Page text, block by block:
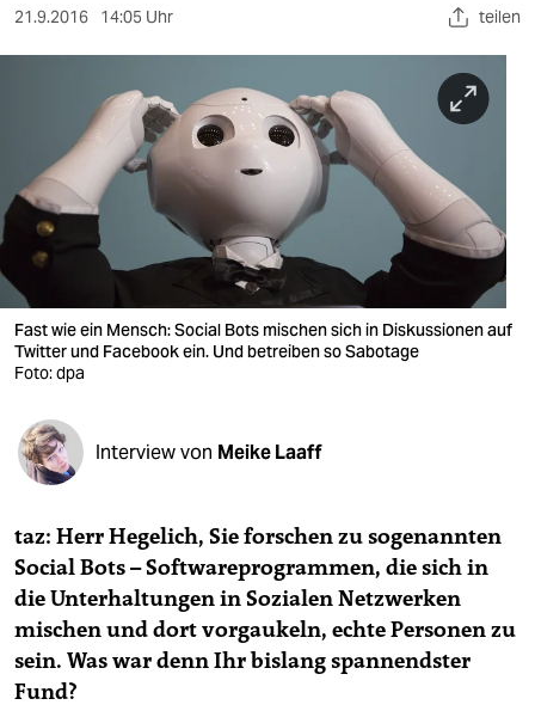
sport
nord
wahrheit
verlag
verlag
veranstaltungen
fragen & hilfe
abo
genossenschaft
epaper login
21.9.2016 14:05 Uhr teilen
Fast wie ein Mensch: Social Bots mischen sich in Diskussionen auf
Twitter und Facebook ein. Und betreiben so Sabotage
Foto: dpa
Interview von Meike Laaff
taz: Herr Hegelich, Sie forschen zu sogenannten
Social Bots – Softwareprogrammen, die sich in
die Unterhaltungen in Sozialen Netzwerken
mischen und dort vorgaukeln, echte Personen zu
sein. Was war denn Ihr bislang spannendster
Fund?